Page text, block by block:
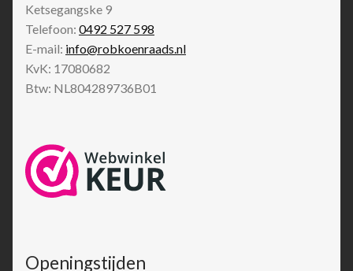
Ketsegangske 9
Telefoon: 0492 527 598
E-mail: info@robkoenraads.nl
KvK: 17080682
Btw: NL804289736B01
Openingstijden